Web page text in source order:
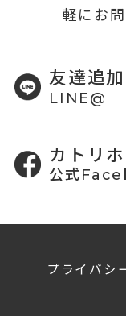
軽にお
友達追加
LINE@
カトリ
公式
プライバシ